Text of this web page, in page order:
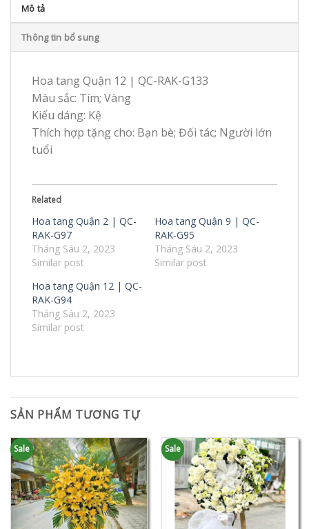
Mô tả
Thông tin bổ sung
Hoa tang Quận 12 | QC-RAK-G133
Màu sắc: Tím; Vàng
Kiểu dáng: Kệ
Thích hợp tặng cho: Bạn bè; Đối tác; Người lớn
tuổi
Related
Hoa tang Quận 2 | QC-
RAK-G97
Tháng Sáu 2, 2023
Similar post
Hoa tang Quận 9 | QC-
RAK-G95
Tháng Sáu 2, 2023
Similar post
Hoa tang Quận 12 | QC-
RAK-G94
Tháng Sáu 2, 2023
Similar post
SẢN PHẨM TƯƠNG TỰ
Sale Sale